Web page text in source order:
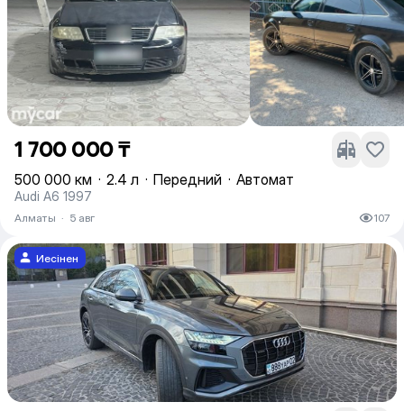
1 700 000 ₸
500 000 км · 2.4 л · Передний · Автомат
Audi A6 1997
Алматы · 5 авг 107
Иесінен